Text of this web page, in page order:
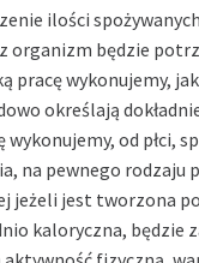
ilości
organizm będzie
pracę wykonujemy,
określają
wykonujemy, od płci,
na pewnego
jeżeli jest tworzona
kaloryczna, będzie